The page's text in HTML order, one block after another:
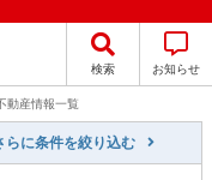
検索 お知らせ
動産情報一覧
らに条件を絞り込む